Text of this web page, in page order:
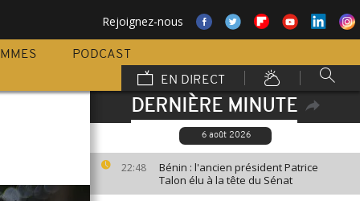
Rejoignez-nous
PODCAST
EN DIRECT
DERNIÈRE MINUTE
6 août 2026
22:48
Bénin : l'ancien président Patrice
Talon élu à la tête du Sénat